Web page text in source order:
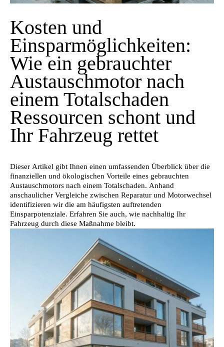
Kosten und
Einsparmöglichkeiten:
Wie ein gebrauchter
Austauschmotor nach
einem Totalschaden
Ressourcen schont und
Ihr Fahrzeug rettet
Dieser Artikel gibt Ihnen einen umfassenden Überblick über die
finanziellen und ökologischen Vorteile eines gebrauchten
Austauschmotors nach einem Totalschaden. Anhand
anschaulicher Vergleiche zwischen Reparatur und Motorwechsel
identifizieren wir die am häufigsten auftretenden
Einsparpotenziale. Erfahren Sie auch, wie nachhaltig Ihr
Fahrzeug durch diese Maßnahme bleibt.